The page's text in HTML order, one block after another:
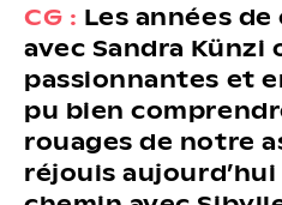
CG : Les années
avec Sandra Künzi
passionnantes et
pu bien
rouages de notre
réjouis